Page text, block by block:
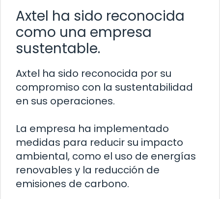
Axtel ha sido reconocida
como una empresa
sustentable.
Axtel ha sido reconocida por su
compromiso con la sustentabilidad
en sus operaciones.
La empresa ha implementado
medidas para reducir su impacto
ambiental, como el uso de energías
renovables y la reducción de
emisiones de carbono.